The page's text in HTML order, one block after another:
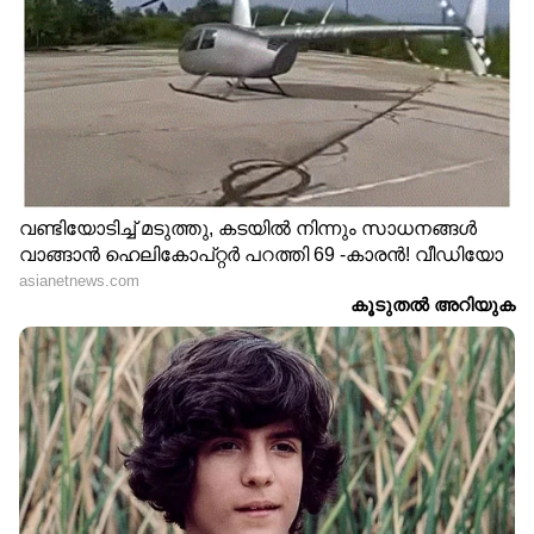
തൃശൂരിൽ യുവമോർച്ച പ്രതിഷേധം
പ്രതിപക്ഷ വികാരം അമിത് ഷായെ
അറിയിക്കണം; നിർദേശം നൽകി
രാജ്യസഭ അധ്യക്ഷൻ | Amit shah |
Rajyasabha